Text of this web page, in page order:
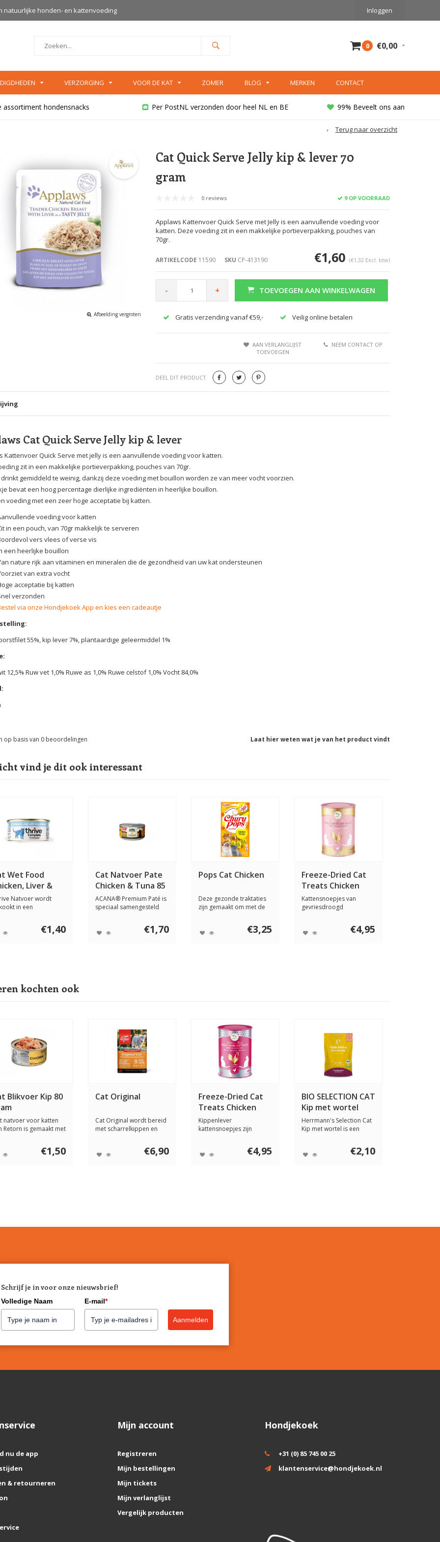
natuurlijke honden- en kattenvoeding Inloggen
0 €0,00
VERZORGING VOOR DE KAT ZOMER BLOG MERKEN CONTACT
assortiment hondensnacks Per PostNL verzonden door heel NL en BE 99% Beveelt ons aan
Terug naar overzicht
Afbeelding vergroten
Cat Quick Serve Jelly kip & lever 70
gram
0 reviews 9 OP VOORRAAD
Applaws Kattenvoer Quick Serve met Jelly is een aanvullende voeding voor
katten. Deze voeding zit in een makkelijke portieverpakking, pouches van
70gr.
ARTIKELCODE 11590 SKU CP-413190 €1,60 (€1,32 Excl. btw)
- + TOEVOEGEN AAN WINKELWAGEN
Gratis verzending vanaf €59,- Veilig online betalen
AAN VERLANGLIJST
TOEVOEGEN
NEEM CONTACT OP
DEEL DIT PRODUCT
Cat Quick Serve Jelly kip & lever
Kattenvoer Quick Serve met jelly is een aanvullende voeding voor katten.
zit in een makkelijke portieverpakking, pouches van 70gr.
drinkt gemiddeld te weinig, dankzij deze voeding met bouillon worden ze van meer vocht voorzien.
bevat een hoog percentage dierlijke ingrediënten in heerlijke bouillon.
voeding met een zeer hoge acceptatie bij katten.
voeding voor katten
in een pouch, van 70gr makkelijk te serveren
vers vlees of verse vis
een heerlijke bouillon
nature rijk aan vitaminen en mineralen die de gezondheid van uw kat ondersteunen
van extra vocht
acceptatie bij katten
verzonden
via onze Hondjekoek App en kies een cadeautje
55%, kip lever 7%, plantaardige geleermiddel 1%
12,5% Ruw vet 1,0% Ruwe as 1,0% Ruwe celstof 1,0% Vocht 84,0%
Laat hier weten wat je van het product vindt
op basis van 0 beoordelingen
vind je dit ook interessant
Wet Food
Liver &
75
Natvoer wordt
in een
€1,40
Cat Natvoer Pate
Chicken & Tuna 85
gram
ACANA® Premium Paté is
speciaal samengesteld
€1,70
Pops Cat Chicken
Deze gezonde traktaties
zijn gemaakt om met de
€3,25
Freeze-Dried Cat
Treats Chicken
Breast Treats 50
gram
Kattensnoepjes van
gevriesdroogd
€4,95
kochten ook
Blikvoer Kip 80
natvoer voor katten
Retorn is gemaakt met
€1,50
Cat Original
Cat Original wordt bereid
met scharrelkippen en
€6,90
Freeze-Dried Cat
Treats Chicken
Liver Treats 50
gram
Kippenlever
kattensnoepjes zijn
€4,95
BIO SELECTION CAT
Kip met wortel
Herrmann's Selection Cat
Kip met wortel is een
€2,10
Schrijf je in voor onze nieuwsbrief!
Volledige Naam E-mail*
Aanmelden
nu de app
& retourneren
Mijn account
Registreren
Mijn bestellingen
Mijn tickets
Mijn verlanglijst
Vergelijk producten
Hondjekoek
+31 (0) 85 745 00 25
klantenservice@hondjekoek.nl